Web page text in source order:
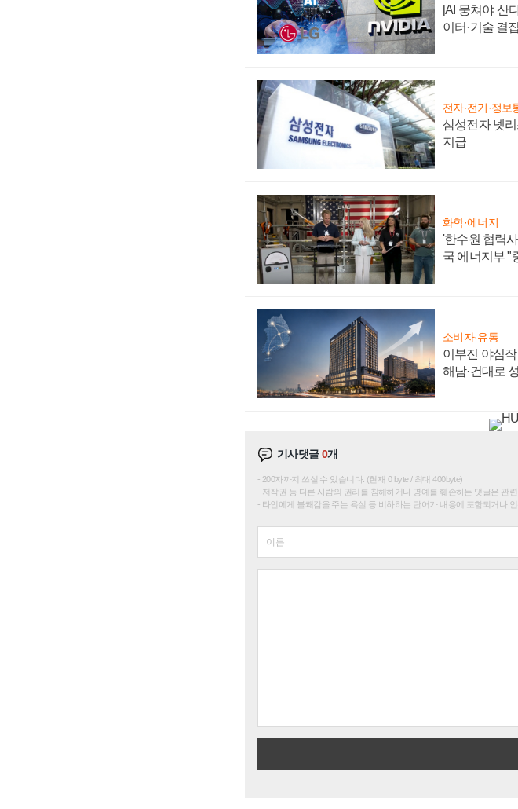
[AI 뭉쳐야 산
이터·기술 결
전자·전기·정보
삼성전자 넷
지급
화학·에너지
'한수원 협력
국 에너지부 "
소비자·유통
이부진 야심
해남·건대로
기사댓글0개
200자까지 쓰실 수 있습니다. (현재 0 byte / 최대 400byte)
저작권 등 다른 사람의 권리를 침해하거나 명예를 훼손하는 댓글은 관
타인에게 불쾌감을 주는 욕설 등 비하하는 단어가 내용에 포함되거나